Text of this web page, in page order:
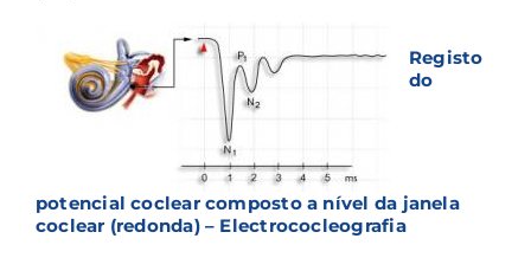
Registo
do
potencial coclear composto a nível da janela
coclear (redonda) – Electrococleografia